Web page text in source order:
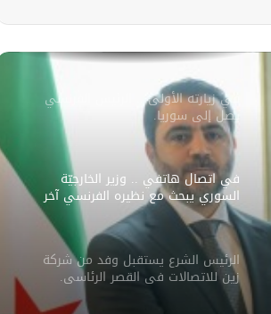
دمشق
في زيارته الأولى .. الرئيس الفرنسي
يصل إلى سوريا.
في اتصال هاتفي .. وزير الخارجيّة
السوري يبحث مع نظيره الفرنسي آخر
التطورات.
الرئيس الشرع يستقبل وفد من شركة
زين للاتصالات في القصر الرئاسي.